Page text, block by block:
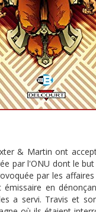
& Martin ont
par l'ONU dont le
par les
émissaire en
a servi. Travis et